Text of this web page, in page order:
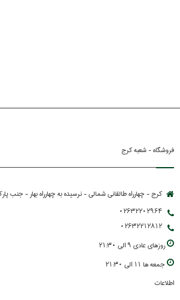
فروشگاه - شعبه کرج
کرج - چهارراه طالقانی شمالی - نرسیده به چهارراه بهار - جنب
02632202964
02632212812
روزهاي عادي 9 الي 21:30
جمعه ها 11 الي 21:30
اطلاعات